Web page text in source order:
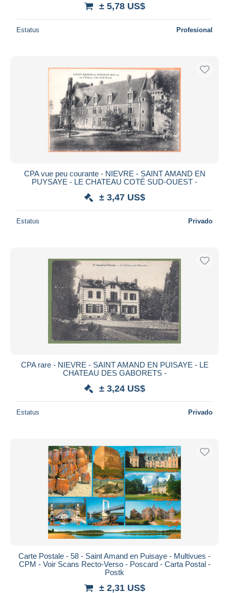
± 5,78 US$
Estatus Profesional
CPA vue peu courante - NIEVRE - SAINT AMAND EN
PUYSAYE - LE CHATEAU COTÉ SUD-OUEST -
± 3,47 US$
Estatus Privado
CPA rare - NIEVRE - SAINT AMAND EN PUISAYE - LE
CHATEAU DES GABORETS -
± 3,24 US$
Estatus Privado
Carte Postale - 58 - Saint Amand en Puisaye - Multivues -
CPM - Voir Scans Recto-Verso - Poscard - Carta Postal -
Postk
± 2,31 US$